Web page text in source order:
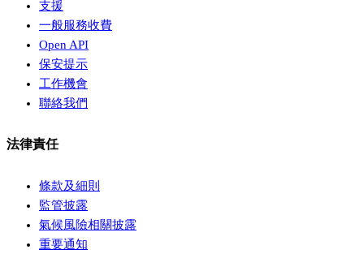
支援
一般服務收費
Open API
保安提示
工作機會
聯絡我們
法律責任
條款及細則
監管披露
氣候風險相關披露
重要通知